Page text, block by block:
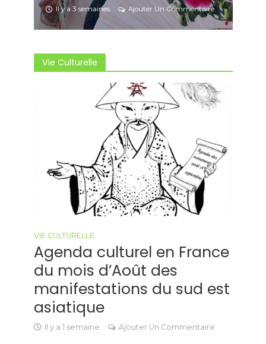
Il y a 3 semaines Ajouter Un Commentaire
Vie Culturelle
VIE CULTURELLE
Agenda culturel en France
du mois d’Août des
manifestations du sud est
asiatique
Il y a 1 semaine Ajouter Un Commentaire